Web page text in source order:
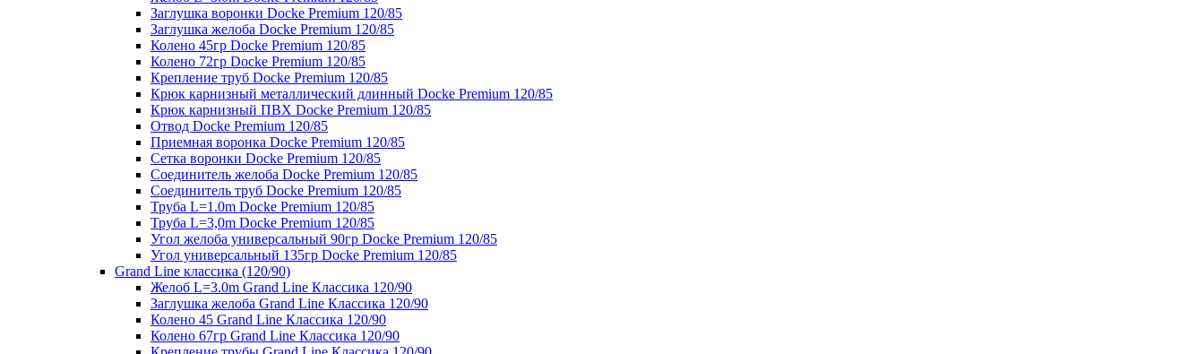
Заглушка воронки Docke Premium 120/85
Заглушка желоба Docke Premium 120/85
Колено 45гр Docke Premium 120/85
Колено 72гр Docke Premium 120/85
Крепление труб Docke Premium 120/85
Крюк карнизный металлический длинный Docke Premium 120/85
Крюк карнизный ПВХ Docke Premium 120/85
Отвод Docke Premium 120/85
Приемная воронка Docke Premium 120/85
Сетка воронки Docke Premium 120/85
Соединитель желоба Docke Premium 120/85
Соединитель труб Docke Premium 120/85
Труба L=1.0m Docke Premium 120/85
Труба L=3,0m Docke Premium 120/85
Угол желоба универсальный 90гр Docke Premium 120/85
Угол универсальный 135гр Docke Premium 120/85
Grand Line классика (120/90)
Желоб L=3.0m Grand Line Классика 120/90
Заглушка желоба Grand Line Классика 120/90
Колено 45 Grand Line Классика 120/90
Колено 67гр Grand Line Классика 120/90